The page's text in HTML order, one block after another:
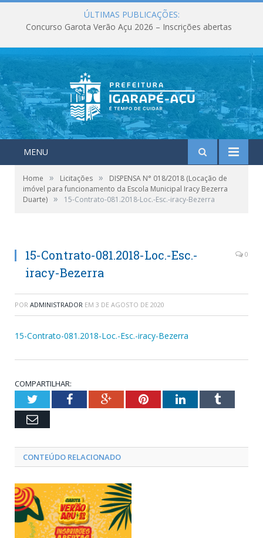
ÚLTIMAS PUBLICAÇÕES:
Concurso Garota Verão Açu 2026 – Inscrições abertas
MENU
Home » Licitações »
DISPENSA N° 018/2018 (Locação de
imóvel para funcionamento da Escola Municipal Iracy Bezerra
Duarte) » 15-Contrato-081.2018-Loc.-Esc.-iracy-Bezerra
15-Contrato-081.2018-Loc.-Esc.-
iracy-Bezerra
0
POR ADMINISTRADOR EM 3 DE AGOSTO DE 2020
15-Contrato-081.2018-Loc.-Esc.-iracy-Bezerra
COMPARTILHAR:
TwitterFacebookGoogle+PinterestLinkedInTumblr
Email
CONTEÚDO RELACIONADO